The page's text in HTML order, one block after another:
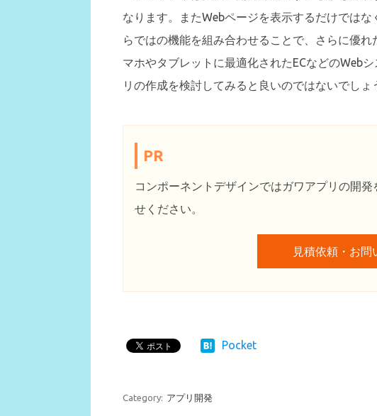
なります。またWebページを表示するだけでは
らではの機能を組み合わせることで、さらに優
マホやタブレットに最適化されたECなどのWeb
リの作成を検討してみると良いのではないでしょ
PR
コンポーネントデザインではガワアプリの開
せください。
見積依頼・お問
Pocket
Category: アプリ開発